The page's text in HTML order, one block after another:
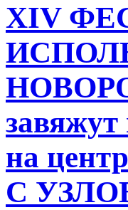
XIV
на
С